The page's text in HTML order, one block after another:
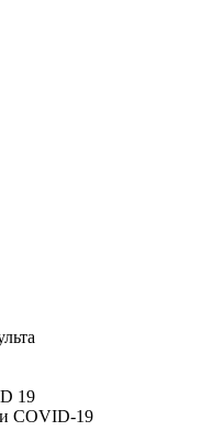
19
и COVID-19